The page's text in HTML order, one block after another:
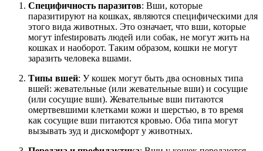
Специфичность паразитов: Вши, которые
паразитируют на кошках, являются специфическими для
этого вида животных. Это означает, что вши, которые
могут infestировать людей или собак, не могут жить на
кошках и наоборот. Таким образом, кошки не могут
заразить человека вшами.
Типы вшей: У кошек могут быть два основных типа
вшей: жевательные (или жевательные вши) и сосущие
(или сосущие вши). Жевательные вши питаются
омертвевшими клетками кожи и шерстью, в то время
как сосущие вши питаются кровью. Оба типа могут
вызывать зуд и дискомфорт у животных.